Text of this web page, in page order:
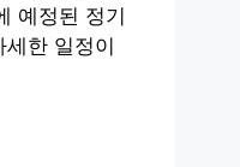
예정된 정기
한 일정이